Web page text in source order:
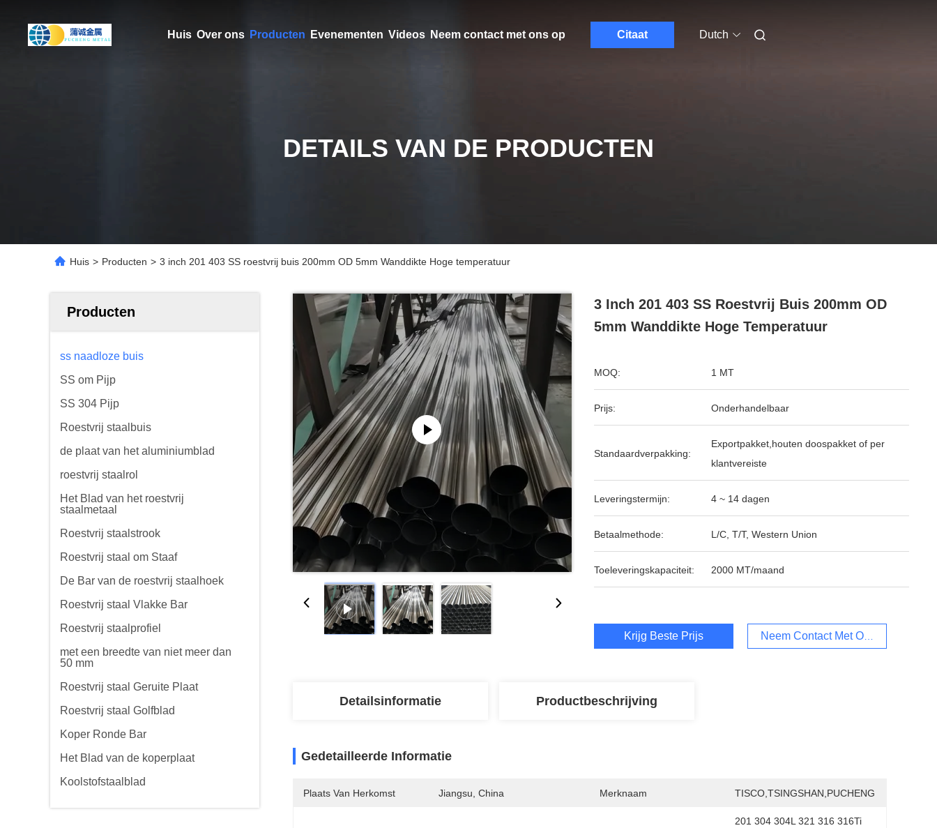
Huis Over ons Producten Evenementen Videos Neem contact met ons op Citaat Dutch
DETAILS VAN DE PRODUCTEN
Huis > Producten > 3 inch 201 403 SS roestvrij buis 200mm OD 5mm Wanddikte Hoge temperatuur
Producten
ss naadloze buis
SS om Pijp
SS 304 Pijp
Roestvrij staalbuis
de plaat van het aluminiumblad
roestvrij staalrol
Het Blad van het roestvrij
staalmetaal
Roestvrij staalstrook
Roestvrij staal om Staaf
De Bar van de roestvrij staalhoek
Roestvrij staal Vlakke Bar
Roestvrij staalprofiel
met een breedte van niet meer dan
50 mm
Roestvrij staal Geruite Plaat
Roestvrij staal Golfblad
Koper Ronde Bar
Het Blad van de koperplaat
Koolstofstaalblad
3 Inch 201 403 SS Roestvrij Buis 200mm OD
5mm Wanddikte Hoge Temperatuur
MOQ: 1 MT
Prijs: Onderhandelbaar
Standaardverpakking:
Exportpakket,houten doospakket of per
klantvereiste
Leveringstermijn: 4 ~ 14 dagen
Betaalmethode: L/C, T/T, Western Union
Toeleveringskapaciteit: 2000 MT/maand
Krijg Beste Prijs Neem Contact Met Ons Op
Detailsinformatie Productbeschrijving
Gedetailleerde Informatie
Plaats Van Herkomst Jiangsu, China Merknaam TISCO,TSINGSHAN,PUCHENG
201 304 304L 321 316 316Ti